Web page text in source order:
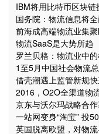
IBM将用比特币区块
国务院：物流信息将
前海成高端物流业集
物流SaaS是大势所趋
罗兰贝格：物流业中
1至5月中国社会物流
借壳潮遇上监管新规
2016，O2O全渠道物
京东与沃尔玛战略合
个“坑”？
一站网变身“淘宝” 投
英国脱离欧盟，对物